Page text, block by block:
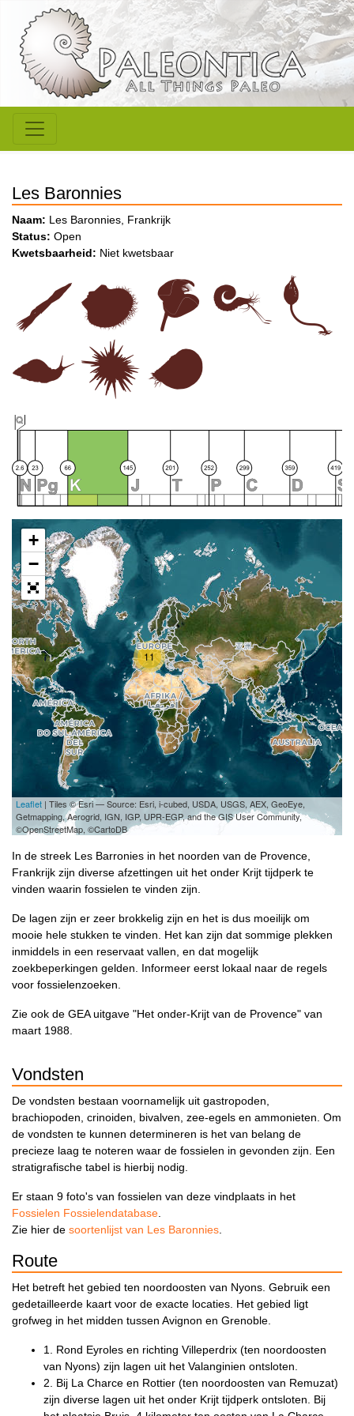
Les Baronnies
Naam: Les Baronnies, Frankrijk
Status: Open
Kwetsbaarheid: Niet kwetsbaar
11
+
−
Leaflet | Tiles © Esri — Source: Esri, i-cubed, USDA, USGS, AEX, GeoEye,
Getmapping, Aerogrid, IGN, IGP, UPR-EGP, and the GIS User Community,
©OpenStreetMap, ©CartoDB
In de streek Les Barronies in het noorden van de Provence,
Frankrijk zijn diverse afzettingen uit het onder Krijt tijdperk te
vinden waarin fossielen te vinden zijn.
De lagen zijn er zeer brokkelig zijn en het is dus moeilijk om
mooie hele stukken te vinden. Het kan zijn dat sommige plekken
inmiddels in een reservaat vallen, en dat mogelijk
zoekbeperkingen gelden. Informeer eerst lokaal naar de regels
voor fossielenzoeken.
Zie ook de GEA uitgave "Het onder-Krijt van de Provence" van
maart 1988.
Vondsten
De vondsten bestaan voornamelijk uit gastropoden,
brachiopoden, crinoiden, bivalven, zee-egels en ammonieten. Om
de vondsten te kunnen determineren is het van belang de
precieze laag te noteren waar de fossielen in gevonden zijn. Een
stratigrafische tabel is hierbij nodig.
Er staan 9 foto's van fossielen van deze vindplaats in het
Fossielen Fossielendatabase.
Zie hier de soortenlijst van Les Baronnies.
Route
Het betreft het gebied ten noordoosten van Nyons. Gebruik een
gedetailleerde kaart voor de exacte locaties. Het gebied ligt
grofweg in het midden tussen Avignon en Grenoble.
1. Rond Eyroles en richting Villeperdrix (ten noordoosten
van Nyons) zijn lagen uit het Valanginien ontsloten.
2. Bij La Charce en Rottier (ten noordoosten van Remuzat)
zijn diverse lagen uit het onder Krijt tijdperk ontsloten. Bij